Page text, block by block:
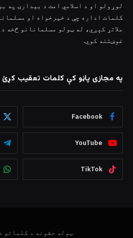
لوړولو او د اسلامي امت د بیدارۍ په
کلمات اداره چې د خیرخواه او
ملاتړ کېږي، له ټولو مسلمانانو څخه
غوښتنه کوي.
په مجازی پاڼو کې کلمات تعقیب کړئ
Facebook
YouTube
TikTok
ټوله حقونه د کلماتو